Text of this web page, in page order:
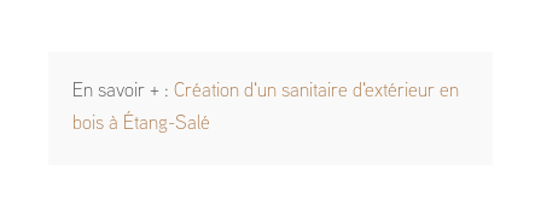
En savoir + : Création d'un sanitaire d'extérieur en
bois à Étang-Salé